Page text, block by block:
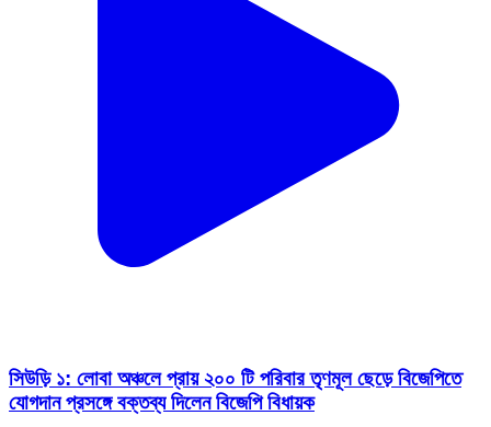
সিউড়ি ১: লোবা অঞ্চলে প্রায় ২০০ টি পরিবার তৃণমূল ছেড়ে বিজেপিতে
যোগদান প্রসঙ্গে বক্তব্য দিলেন বিজেপি বিধায়ক